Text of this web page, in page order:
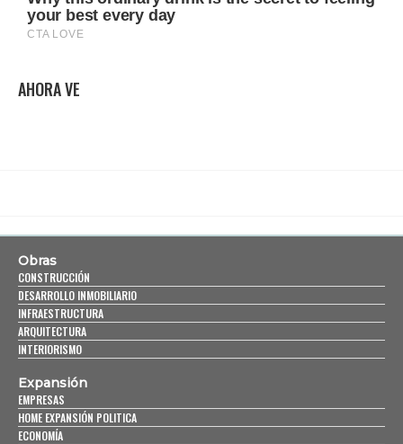
AHORA VE
Obras
CONSTRUCCIÓN
DESARROLLO INMOBILIARIO
INFRAESTRUCTURA
ARQUITECTURA
INTERIORISMO
Expansión
EMPRESAS
HOME EXPANSIÓN POLITICA
ECONOMÍA